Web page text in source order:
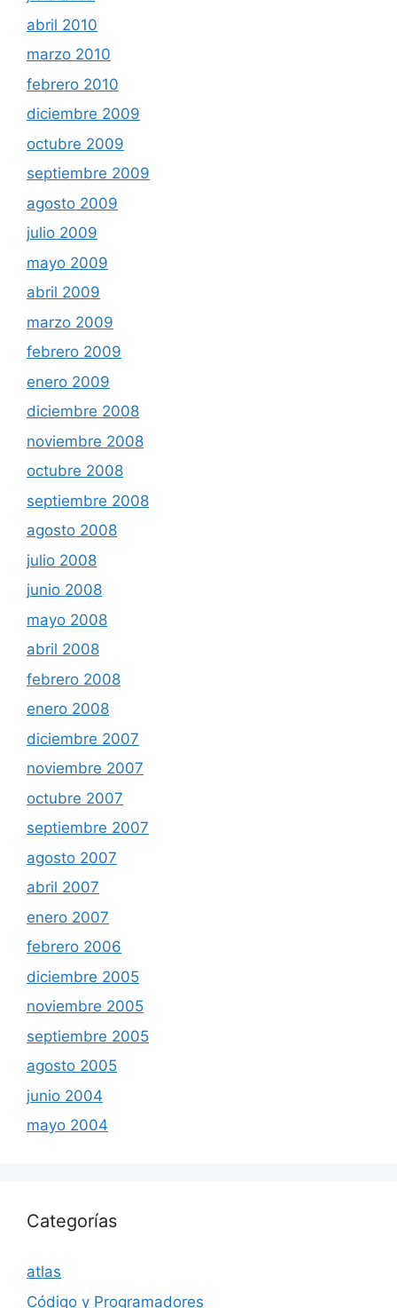
abril 2010
marzo 2010
febrero 2010
diciembre 2009
octubre 2009
septiembre 2009
agosto 2009
julio 2009
mayo 2009
abril 2009
marzo 2009
febrero 2009
enero 2009
diciembre 2008
noviembre 2008
octubre 2008
septiembre 2008
agosto 2008
julio 2008
junio 2008
mayo 2008
abril 2008
febrero 2008
enero 2008
diciembre 2007
noviembre 2007
octubre 2007
septiembre 2007
agosto 2007
abril 2007
enero 2007
febrero 2006
diciembre 2005
noviembre 2005
septiembre 2005
agosto 2005
junio 2004
mayo 2004
Categorías
atlas
Código y Programadores